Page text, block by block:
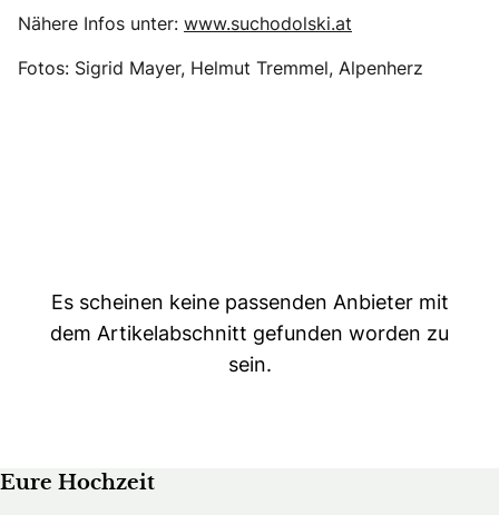
Nähere Infos unter: www.suchodolski.at
Fotos: Sigrid Mayer, Helmut Tremmel, Alpenherz
Es scheinen keine passenden Anbieter mit
dem Artikelabschnitt gefunden worden zu
sein.
Eure Hochzeit